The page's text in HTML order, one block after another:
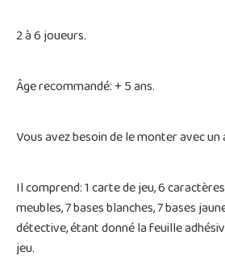
2 à 6 joueurs.
Âge recommandé: + 5 ans.
Vous avez besoin de le monter avec
Il comprend: 1 carte de jeu, 6
meubles, 7 bases blanches, 7 bases
détective, étant donné la feuille
jeu.